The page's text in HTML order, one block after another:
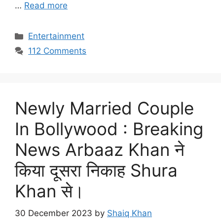
… Read more
Categories
Entertainment
112 Comments
Newly Married Couple
In Bollywood : Breaking
News Arbaaz Khan ने
किया दूसरा निकाह Shura
Khan से।
30 December 2023 by Shaiq Khan